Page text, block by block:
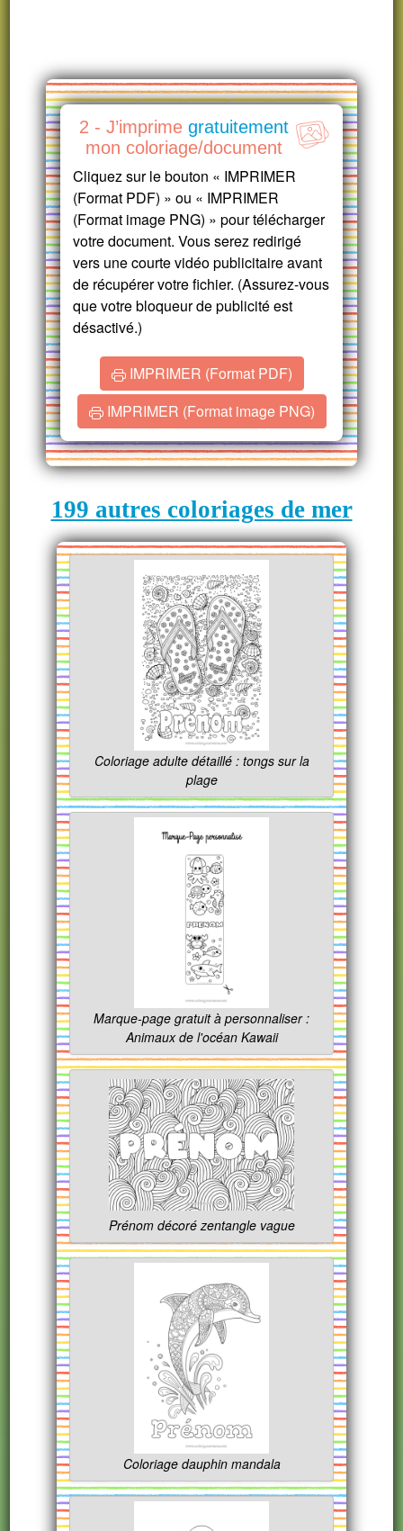
2 - J’imprime gratuitement
mon coloriage/document
Cliquez sur le bouton « IMPRIMER
(Format PDF) » ou « IMPRIMER
(Format image PNG) » pour télécharger
votre document. Vous serez redirigé
vers une courte vidéo publicitaire avant
de récupérer votre fichier. (Assurez-vous
que votre bloqueur de publicité est
désactivé.)
IMPRIMER (Format PDF)
IMPRIMER (Format image PNG)
199 autres coloriages de mer
Coloriage adulte détaillé : tongs sur la
plage
Marque-page gratuit à personnaliser :
Animaux de l'océan Kawaii
Prénom décoré zentangle vague
Coloriage dauphin mandala